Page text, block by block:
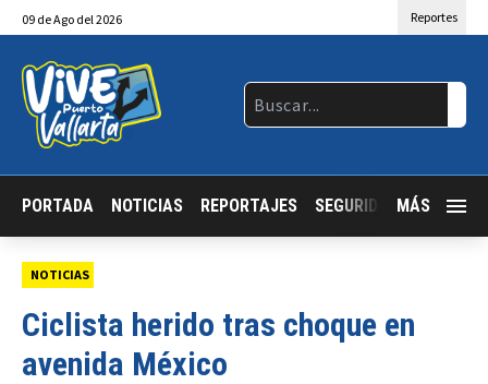
09 deAgo del 2026 Reportes
PORTADA NOTICIAS REPORTAJES SEGURIDAD JALISCO
MÁS
NOTICIAS
Ciclista herido tras choque en
avenida México